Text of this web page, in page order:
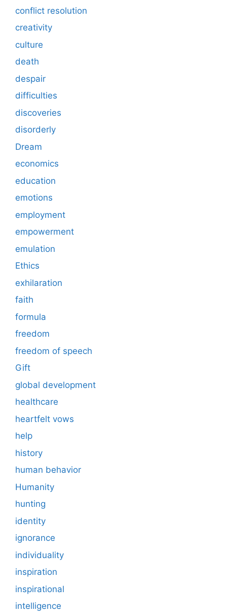
conflict resolution
creativity
culture
death
despair
difficulties
discoveries
disorderly
Dream
economics
education
emotions
employment
empowerment
emulation
Ethics
exhilaration
faith
formula
freedom
freedom of speech
Gift
global development
healthcare
heartfelt vows
help
history
human behavior
Humanity
hunting
identity
ignorance
individuality
inspiration
inspirational
intelligence